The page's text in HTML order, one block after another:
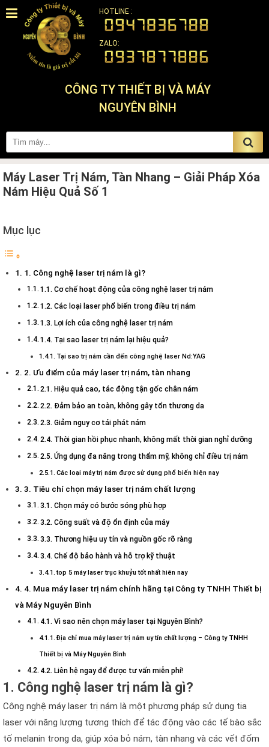
CÔNG TY THIẾT BỊ VÀ MÁY
NGUYÊN BÌNH
HOTLINE :
ZALO:
Máy Laser Trị Nám, Tàn Nhang – Giải Pháp Xóa
Nám Hiệu Quả Số 1
Mục lục
1. Công nghệ laser trị nám là gì?
1.1. Cơ chế hoạt động của công nghệ laser trị nám
1.2. Các loại laser phổ biến trong điều trị nám
1.3. Lợi ích của công nghệ laser trị nám
1.4. Tại sao laser trị nám lại hiệu quả?
Tại sao trị nám cần đến công nghệ laser Nd:YAG
2. Ưu điểm của máy laser trị nám, tàn nhang
2.1. Hiệu quả cao, tác động tận gốc chân nám
2.2. Đảm bảo an toàn, không gây tổn thương da
2.3. Giảm nguy cơ tái phát nám
2.4. Thời gian hồi phục nhanh, không mất thời gian nghỉ dưỡng
2.5. Ứng dụng đa năng trong thẩm mỹ, không chỉ điều trị nám
Các loại máy trị nám được sử dụng phổ biến hiện nay
3. Tiêu chí chọn máy laser trị nám chất lượng
3.1. Chọn máy có bước sóng phù hợp
3.2. Công suất và độ ổn định của máy
3.3. Thương hiệu uy tín và nguồn gốc rõ ràng
3.4. Chế độ bảo hành và hỗ trợ kỹ thuật
top 5 máy laser trục khuỷu tốt nhất hiên nay
4. Mua máy laser trị nám chính hãng tại Công ty TNHH Thiết bị
và Máy Nguyên Bình
4.1. Vì sao nên chọn máy laser tại Nguyên Bình?
Địa chỉ mua máy laser trị nám uy tín chất lượng – Công ty TNHH
Thiết bị và Máy Nguyên Bình
4.2. Liên hệ ngay để được tư vấn miễn phí!
1. Công nghệ laser trị nám là gì?
Công nghệ máy laser trị nám là một phương pháp sử dụng tia
laser với năng lượng tương thích để tác động vào các tế bào sắc
tố melanin trong da, giúp xóa bỏ nám, tàn nhang và các vết đốm